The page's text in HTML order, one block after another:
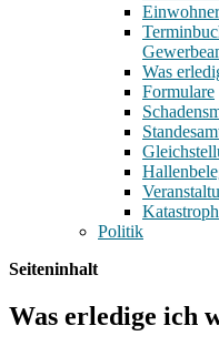
Was
Formulare
Politik
Seiteninhalt
Was erledige ich